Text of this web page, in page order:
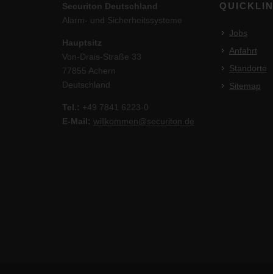
Securiton Deutschland
Alarm- und Sicherheitssysteme
Hauptsitz
Von-Drais-Straße 33
77855 Achern
Deutschland
Tel.: +49 7841 6223-0
E-Mail: willkommen@securiton.de
Jobs
Anfahrt
Standorte
Sitemap